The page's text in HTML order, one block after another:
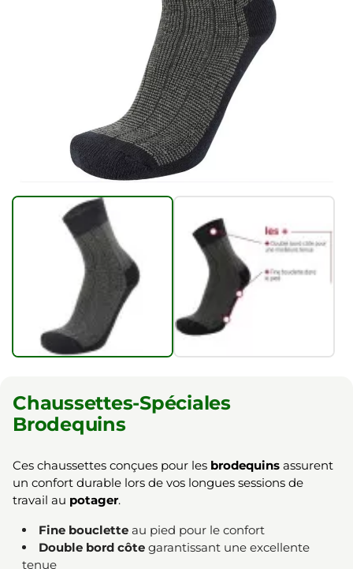
Chaussettes-Spéciales
Brodequins
Ces chaussettes conçues pour les brodequins assurent
un confort durable lors de vos longues sessions de
travail au potager.
Fine bouclette au pied pour le confort
Double bord côte garantissant une excellente
tenue